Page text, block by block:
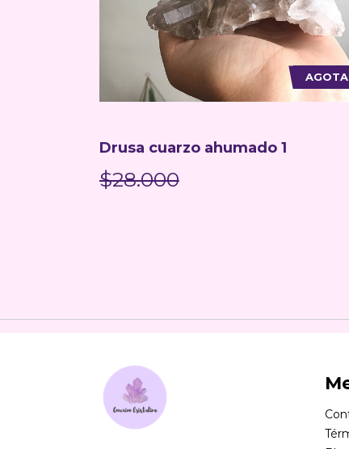
Drusa cuarzo ahumado 1
$28.000